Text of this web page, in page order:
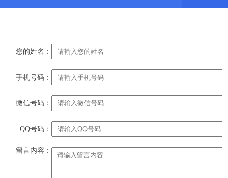
您的姓名：
手机号码：
微信号码：
QQ号码：
留言内容：